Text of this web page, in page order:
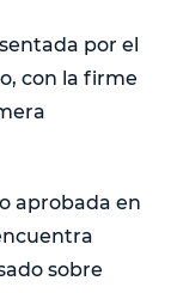
por el
con la firme
aprobada en
sobre